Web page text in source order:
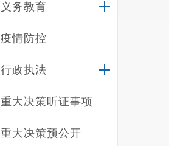
义务教育
疫情防控
行政执法
重大决策听证事项
重大决策预公开